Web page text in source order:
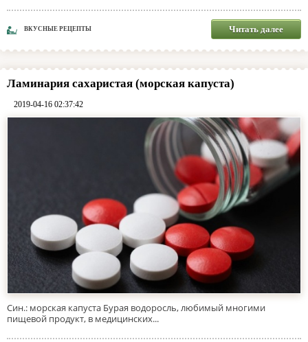
ВКУСНЫЕ РЕЦЕПТЫ Читать далее
Ламинария сахаристая (морская капуста)
2019-04-16 02:37:42
Син.: морская капуста Бурая водоросль, любимый многими
пищевой продукт, в медицинских...